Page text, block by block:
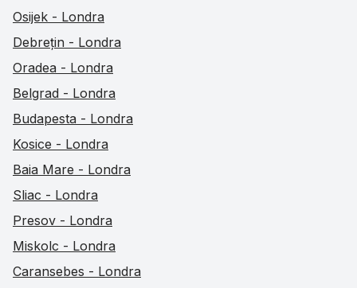
Osijek - Londra
Debrețin - Londra
Oradea - Londra
Belgrad - Londra
Budapesta - Londra
Kosice - Londra
Baia Mare - Londra
Sliac - Londra
Presov - Londra
Miskolc - Londra
Caransebes - Londra